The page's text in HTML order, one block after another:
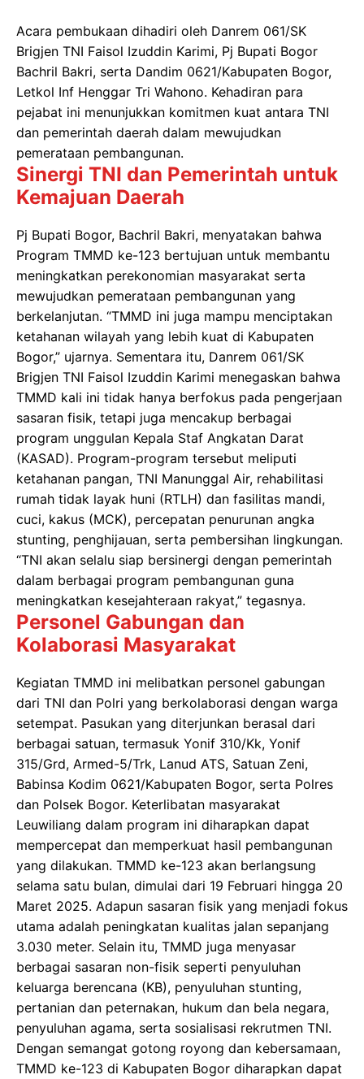
Acara pembukaan dihadiri oleh Danrem 061/SK
Brigjen TNI Faisol Izuddin Karimi, Pj Bupati Bogor
Bachril Bakri, serta Dandim 0621/Kabupaten Bogor,
Letkol Inf Henggar Tri Wahono. Kehadiran para
pejabat ini menunjukkan komitmen kuat antara TNI
dan pemerintah daerah dalam mewujudkan
pemerataan pembangunan.
Sinergi TNI dan Pemerintah untuk
Kemajuan Daerah
Pj Bupati Bogor, Bachril Bakri, menyatakan bahwa
Program TMMD ke-123 bertujuan untuk membantu
meningkatkan perekonomian masyarakat serta
mewujudkan pemerataan pembangunan yang
berkelanjutan. “TMMD ini juga mampu menciptakan
ketahanan wilayah yang lebih kuat di Kabupaten
Bogor,” ujarnya. Sementara itu, Danrem 061/SK
Brigjen TNI Faisol Izuddin Karimi menegaskan bahwa
TMMD kali ini tidak hanya berfokus pada pengerjaan
sasaran fisik, tetapi juga mencakup berbagai
program unggulan Kepala Staf Angkatan Darat
(KASAD). Program-program tersebut meliputi
ketahanan pangan, TNI Manunggal Air, rehabilitasi
rumah tidak layak huni (RTLH) dan fasilitas mandi,
cuci, kakus (MCK), percepatan penurunan angka
stunting, penghijauan, serta pembersihan lingkungan.
“TNI akan selalu siap bersinergi dengan pemerintah
dalam berbagai program pembangunan guna
meningkatkan kesejahteraan rakyat,” tegasnya.
Personel Gabungan dan
Kolaborasi Masyarakat
Kegiatan TMMD ini melibatkan personel gabungan
dari TNI dan Polri yang berkolaborasi dengan warga
setempat. Pasukan yang diterjunkan berasal dari
berbagai satuan, termasuk Yonif 310/Kk, Yonif
315/Grd, Armed-5/Trk, Lanud ATS, Satuan Zeni,
Babinsa Kodim 0621/Kabupaten Bogor, serta Polres
dan Polsek Bogor. Keterlibatan masyarakat
Leuwiliang dalam program ini diharapkan dapat
mempercepat dan memperkuat hasil pembangunan
yang dilakukan. TMMD ke-123 akan berlangsung
selama satu bulan, dimulai dari 19 Februari hingga 20
Maret 2025. Adapun sasaran fisik yang menjadi fokus
utama adalah peningkatan kualitas jalan sepanjang
3.030 meter. Selain itu, TMMD juga menyasar
berbagai sasaran non-fisik seperti penyuluhan
keluarga berencana (KB), penyuluhan stunting,
pertanian dan peternakan, hukum dan bela negara,
penyuluhan agama, serta sosialisasi rekrutmen TNI.
Dengan semangat gotong royong dan kebersamaan,
TMMD ke-123 di Kabupaten Bogor diharapkan dapat